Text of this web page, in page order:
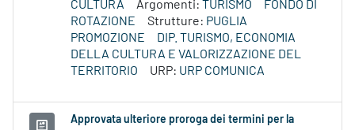
CULTURA
Argomenti: TURISMO
FONDO DI
ROTAZIONE
Strutture: PUGLIA
PROMOZIONE
DIP. TURISMO, ECONOMIA
DELLA CULTURA E VALORIZZAZIONE DEL
TERRITORIO
URP: URP COMUNICA
Approvata ulteriore proroga dei termini per la